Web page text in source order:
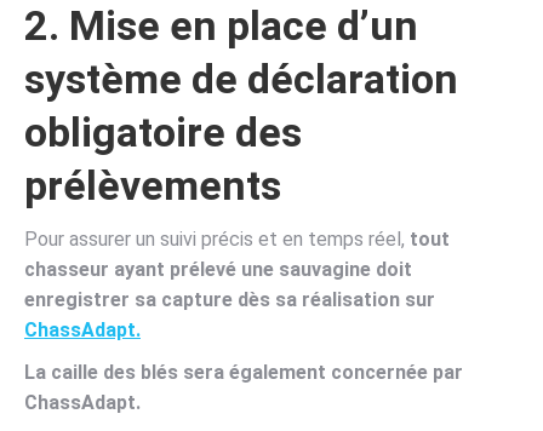
2. Mise en place d’un
système de déclaration
obligatoire des
prélèvements
Pour assurer un suivi précis et en temps réel, tout
chasseur ayant prélevé une sauvagine doit
enregistrer sa capture dès sa réalisation sur
ChassAdapt.
La caille des blés sera également concernée par
ChassAdapt.